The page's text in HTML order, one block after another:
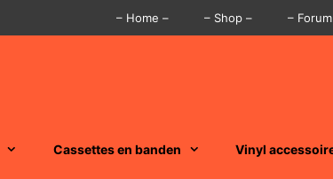
– Home – – Shop – –
Cassettes en banden Vinyl